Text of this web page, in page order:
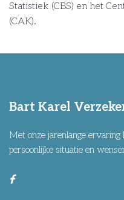
Statistiek (CBS) en het
(CAK).
Bart Karel
Met onze jarenlange
persoonlijke situatie en